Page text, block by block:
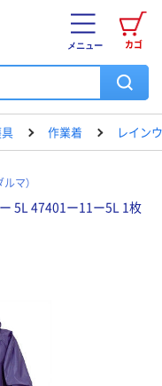
カゴ
メニュー
作業着 レイン
マ）
5L 47401ー11ー5L 1枚